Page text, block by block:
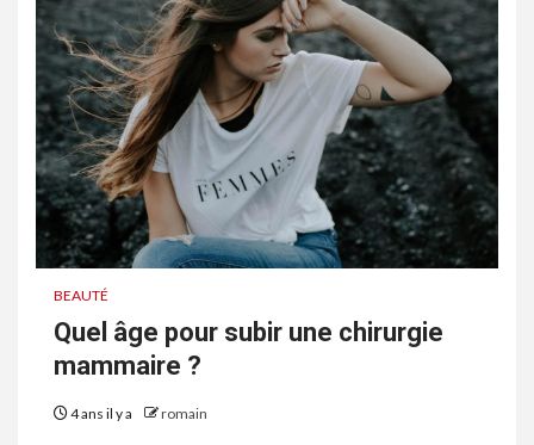
BEAUTÉ
Quel âge pour subir une chirurgie
mammaire ?
4 ans il y a romain